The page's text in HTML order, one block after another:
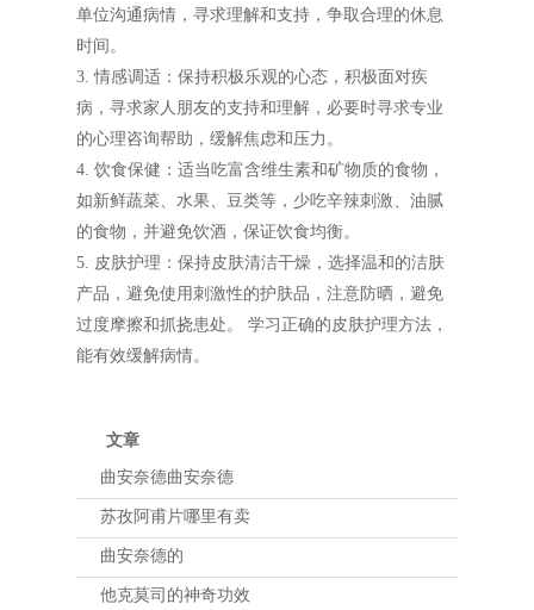
单位沟通病情，寻求理解和支持，争取合理的休息
时间。
3. 情感调适：保持积极乐观的心态，积极面对疾
病，寻求家人朋友的支持和理解，必要时寻求专业
的心理咨询帮助，缓解焦虑和压力。
4. 饮食保健：适当吃富含维生素和矿物质的食物，
如新鲜蔬菜、水果、豆类等，少吃辛辣刺激、油腻
的食物，并避免饮酒，保证饮食均衡。
5. 皮肤护理：保持皮肤清洁干燥，选择温和的洁肤
产品，避免使用刺激性的护肤品，注意防晒，避免
过度摩擦和抓挠患处。 学习正确的皮肤护理方法，
能有效缓解病情。
文章
曲安奈德曲安奈德
苏孜阿甫片哪里有卖
曲安奈德的
他克莫司的神奇功效